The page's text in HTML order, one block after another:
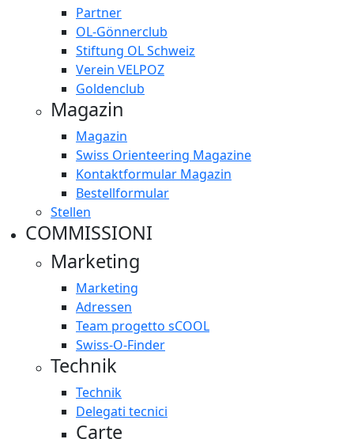
Partner
OL-Gönnerclub
Stiftung OL Schweiz
Verein VELPOZ
Goldenclub
Magazin
Magazin
Swiss Orienteering Magazine
Kontaktformular Magazin
Bestellformular
Stellen
COMMISSIONI
Marketing
Marketing
Adressen
Team progetto sCOOL
Swiss-O-Finder
Technik
Technik
Delegati tecnici
Carte